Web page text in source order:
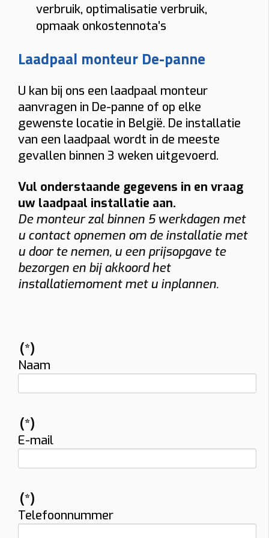
verbruik, optimalisatie verbruik,
opmaak onkostennota’s
Laadpaal monteur De-panne
U kan bij ons een laadpaal monteur
aanvragen in De-panne of op elke
gewenste locatie in België. De installatie
van een laadpaal wordt in de meeste
gevallen binnen 3 weken uitgevoerd.
Vul onderstaande gegevens in en vraag
uw laadpaal installatie aan.
De monteur zal binnen 5 werkdagen met
u contact opnemen om de installatie met
u door te nemen, u een prijsopgave te
bezorgen en bij akkoord het
installatiemoment met u inplannen.
(*)
Naam
(*)
E-mail
(*)
Telefoonnummer